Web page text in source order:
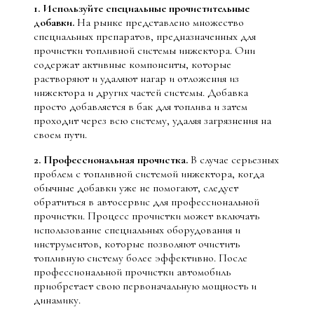
1. Используйте специальные прочистительные
добавки. На рынке представлено множество
специальных препаратов, предназначенных для
прочистки топливной системы инжектора. Они
содержат активные компоненты, которые
растворяют и удаляют нагар и отложения из
инжектора и других частей системы. Добавка
просто добавляется в бак для топлива и затем
проходит через всю систему, удаляя загрязнения на
своем пути.
2. Профессиональная прочистка. В случае серьезных
проблем с топливной системой инжектора, когда
обычные добавки уже не помогают, следует
обратиться в автосервис для профессиональной
прочистки. Процесс прочистки может включать
использование специальных оборудования и
инструментов, которые позволяют очистить
топливную систему более эффективно. После
профессиональной прочистки автомобиль
приобретает свою первоначальную мощность и
динамику.